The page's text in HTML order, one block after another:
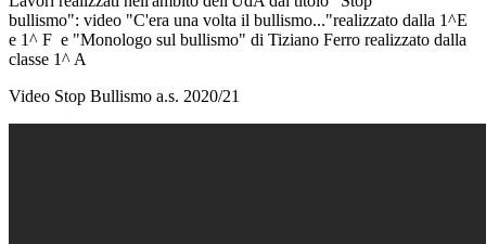
bullismo": video "C'era una volta il bullismo..."realizzato dalla 1^E
e 1^ F e "Monologo sul bullismo" di Tiziano Ferro realizzato dalla
classe 1^ A
Video Stop Bullismo a.s. 2020/21